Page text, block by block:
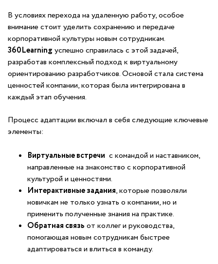
В условиях⁢ перехода на ​удаленную⁣ работу, особое
внимание стоит уделить сохранению и передаче
⁢корпоративной культуры новым сотрудникам.
360Learning ‍успешно справилась с этой задачей,
разработав комплексный подход к виртуальному
ориентированию разработчиков. Основой стала система
ценностей компании, которая была интегрирована в
каждый этап обучения.
Процесс адаптации включал в себя следующие ключевые
элементы:
Виртуальные встречи ‍ с командой и наставником,
направленные на знакомство с корпоративной
культурой и ценностями.
Интерактивные задания, которые позволяли
новичкам не только узнать о компании, но и
применить полученные знания на практике.
Обратная связь от коллег и руководства,
помогающая новым сотрудникам быстрее
адаптироваться и влиться в команду.